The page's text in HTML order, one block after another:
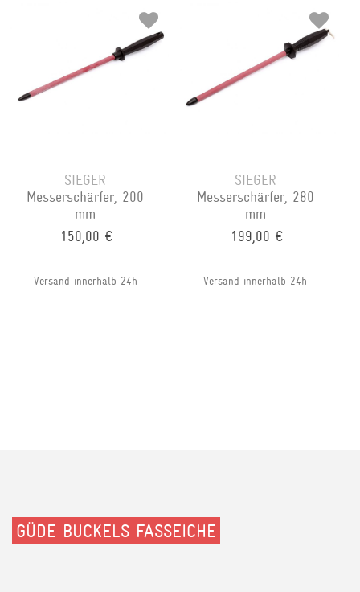
SIEGER
Messerschärfer, 200
mm
150,00 €
Versand innerhalb 24h
SIEGER
Messerschärfer, 280
mm
199,00 €
Versand innerhalb 24h
GÜDE BUCKELS FASSEICHE